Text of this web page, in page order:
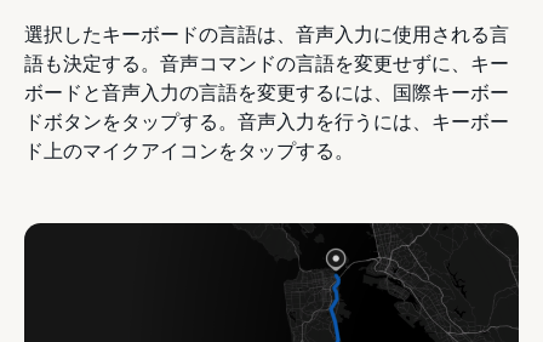
選択したキーボードの言語は、音声入力に使用される言
語も決定する。音声コマンドの言語を変更せずに、キー
ボードと音声入力の言語を変更するには、国際キーボー
ドボタンをタップする。音声入力を行うには、キーボー
ド上のマイクアイコンをタップする。